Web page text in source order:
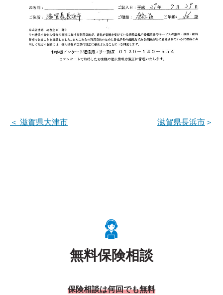
＜ 滋賀県大津市 ＞
滋賀県長浜市
無料保険相談
保険相談は何回でも無料